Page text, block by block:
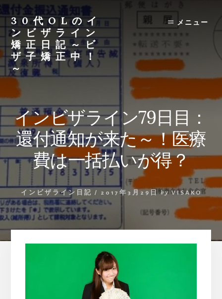
Skip
to
content
Skip
to
primary
sidebar
30代OLのイ
ンビザライン
矯正日記～ビ
ザ子矯正中！
～
30
OL
が
イ
ン
ザ
イ
ン
生
活
メニュー
インビザライン79日目：
還付通知が来た～！医療
費は一括払いが得？
インビザライン日記 / 2017年3月29日 by VISAKO